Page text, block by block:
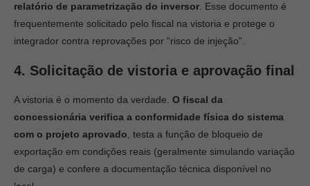
relatório de parametrização do inversor . Esse documento é
frequentemente solicitado pelo fiscal na vistoria e protege o
integrador contra reprovações por “risco de injeção”.
4. Solicitação de vistoria e aprovação final
A vistoria é o momento da verdade. O fiscal da
concessionária verifica a conformidade física do sistema
com o projeto aprovado , testa a função de bloqueio de
exportação em condições reais (geralmente simulando variação
de carga) e confere a documentação técnica disponível no